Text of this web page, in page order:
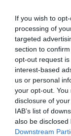
If you wish to
processing of
targeted
section to
opt-out request
interest-based
us or personal
your opt-out.
disclosure of
IAB’s list of
also be
Downstream
propiedades:
es que estas
la
dispareunia.
Estos es así
función
gel actúa
protege y
microerosiones